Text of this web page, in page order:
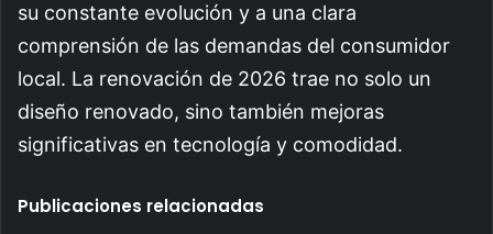
su constante evolución y a una clara
comprensión de las demandas del consumidor
local. La renovación de 2026 trae no solo un
diseño renovado, sino también mejoras
significativas en tecnología y comodidad.
Publicaciones relacionadas